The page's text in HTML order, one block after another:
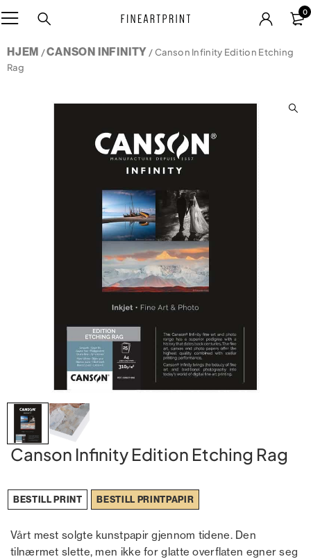
0
HJEM /CANSON INFINITY / Canson Infinity Edition Etching
Rag
Canson Infinity Edition Etching Rag
BESTILL PRINT BESTILL PRINTPAPIR
Vårt mest solgte kunstpapir gjennom tidene. Den
tilnærmet slette, men ikke for glatte overflaten egner seg